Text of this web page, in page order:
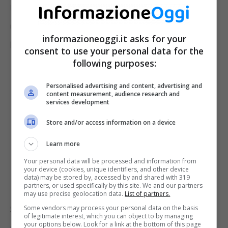
Una su tutte, quella più economica, è
Caltanissetta, una città splendida e davvero
bellissima.
Smart Working, città più economiche
informazioneoggi.it asks for your
consent to use your personal data for the
following purposes:
Personalised advertising and content, advertising and
content measurement, audience research and
services development
Store and/or access information on a device
Learn more
Your personal data will be processed and information from
your device (cookies, unique identifiers, and other device
data) may be stored by, accessed by and shared with 319
partners, or used specifically by this site. We and our partners
may use precise geolocation data. List of partners.
Some vendors may process your personal data on the basis
of legitimate interest, which you can object to by managing
your options below. Look for a link at the bottom of this page